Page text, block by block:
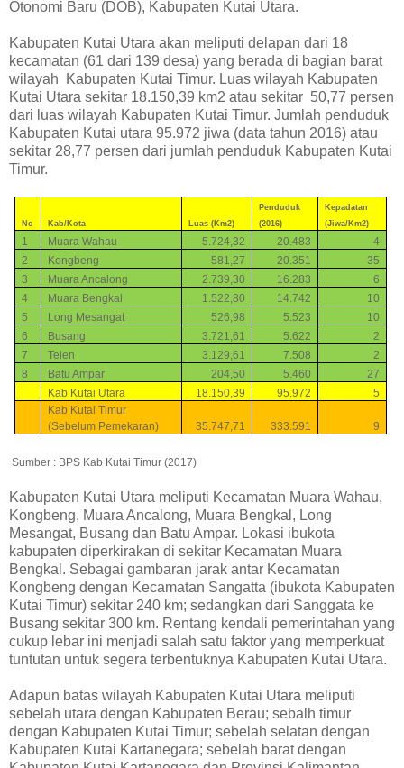
Otonomi Baru (DOB), Kabupaten Kutai Utara.
Kabupaten Kutai Utara akan meliputi delapan dari 18
kecamatan (61 dari 139 desa) yang berada di bagian barat
wilayah Kabupaten Kutai Timur. Luas wilayah Kabupaten
Kutai Utara sekitar 18.150,39 km2 atau sekitar 50,77 persen
dari luas wilayah Kabupaten Kutai Timur. Jumlah penduduk
Kabupaten Kutai utara 95.972 jiwa (data tahun 2016) atau
sekitar 28,77 persen dari jumlah penduduk Kabupaten Kutai
Timur.
No Kab/Kota Luas (Km2)
Penduduk
(2016)
Kepadatan
(Jiwa/Km2)
1 Muara Wahau 5.724,32 20.483
4
2
Kongbeng 581,27 20.351
35
3
Muara Ancalong 2.739,30 16.283
6
4
Muara Bengkal 1.522,80 14.742
10
5
Long Mesangat 526,98 5.523
10
6
Busang 3.721,61 5.622
2
7
Telen 3.129,61 7.508
2
8
Batu Ampar 204,50 5.460
27
Kab Kutai Utara
18.150,39 95.972
5
Kab Kutai Timur
(Sebelum Pemekaran)
35.747,71 333.591 9
Sumber : BPS Kab Kutai Timur (2017)
Kabupaten Kutai Utara meliputi Kecamatan Muara Wahau,
Kongbeng, Muara Ancalong, Muara Bengkal, Long
Mesangat, Busang dan Batu Ampar. Lokasi ibukota
kabupaten diperkirakan di sekitar Kecamatan Muara
Bengkal. Sebagai gambaran jarak antar Kecamatan
Kongbeng dengan Kecamatan Sangatta (ibukota Kabupaten
Kutai Timur) sekitar 240 km; sedangkan dari Sanggata ke
Busang sekitar 300 km. Rentang kendali pemerintahan yang
cukup lebar ini menjadi salah satu faktor yang memperkuat
tuntutan untuk segera terbentuknya Kabupaten Kutai Utara.
Adapun batas wilayah Kabupaten Kutai Utara meliputi
sebelah utara dengan Kabupaten Berau; sebalh timur
dengan Kabupaten Kutai Timur; sebelah selatan dengan
Kabupaten Kutai Kartanegara; sebelah barat dengan